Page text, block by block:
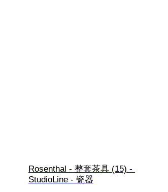
Rosenthal - 整套茶具 (15) -
StudioLine - 瓷器